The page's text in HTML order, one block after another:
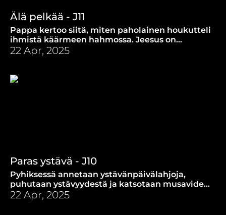
Älä pelkää - J11
Pappa kertoo siitä, miten paholainen houkutteli
ihmistä käärmeen hahmossa. Jeesus on
voittanut pahan vallan ja saamme olla aivan
turvassa.
22 Apr, 2025
Paras ystävä - J10
Pyhiksessä annetaan ystävänpäivälahjoja,
puhutaan ystävyydestä ja katsotaan musavideo
Ystävän kanssa. Samalla juhlitaan kymmenettä
jaksoa.
22 Apr, 2025